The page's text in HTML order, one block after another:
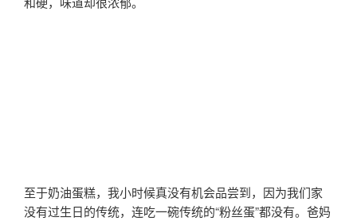
至于奶油蛋糕，我小时候真没有机会品尝到，因为我们家
没有过生日的传统，连吃一碗传统的“粉丝蛋”都没有。爸妈